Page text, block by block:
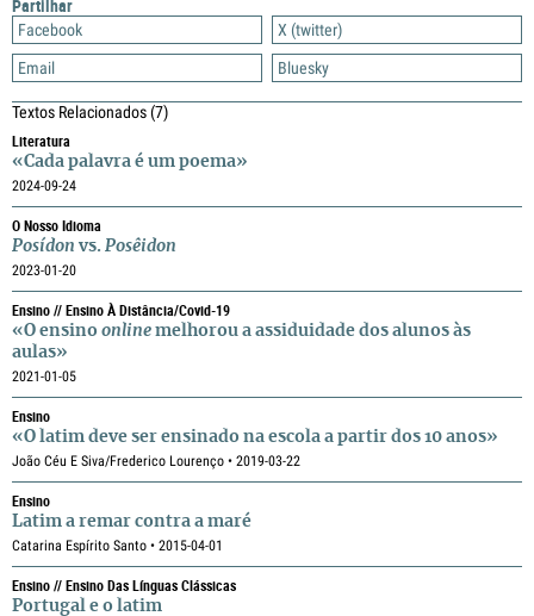
Partilhar
Facebook
X (twitter)
Email
Bluesky
Textos Relacionados(7)
Literatura
«Cada palavra é um poema»
2024-09-24
O Nosso Idioma
Posídon vs. Posêidon
2023-01-20
Ensino // Ensino À Distância/Covid-19
«O ensino online melhorou a assiduidade dos alunos às
aulas»
2021-01-05
Ensino
«O latim deve ser ensinado na escola a partir dos 10 anos»
João Céu E Siva/Frederico Lourenço • 2019-03-22
Ensino
Latim a remar contra a maré
Catarina Espírito Santo • 2015-04-01
Ensino // Ensino Das Línguas Clássicas
Portugal e o latim